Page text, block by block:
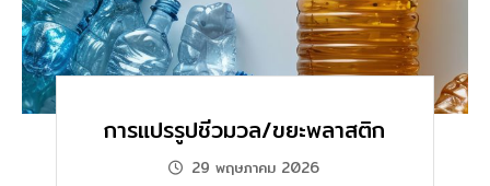
การแปรรูปชีวมวล/ขยะพลาสติก
29 พฤษภาคม 2026